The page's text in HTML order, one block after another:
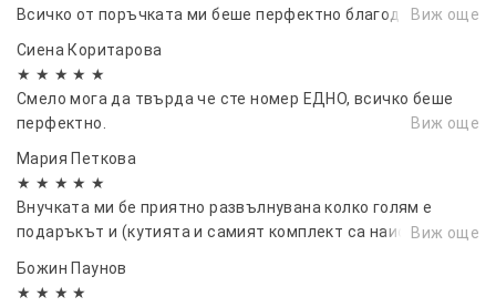
Тегло: 200 г
Материал: Удароустойчива ABS пластмаса,
матово покритие
Цвят: Кафяв
Източник на светлина: COB LED
Брой светлини: 5
1️⃣ LED фенер
Всичко от поръчката ми беше перфектно благодаря ви.
Виж още
Сиена Коритарова
★ ★ ★ ★ ★
Смело мога да твърда че сте номер ЕДНО, всичко беше
перфектно.
Виж още
Мария Петкова
★ ★ ★ ★ ★
Внучката ми бе приятно развълнувана колко голям е
подаръкът и (кутията и самият комплект са наистинаВиж още
Божин Паунов
★ ★ ★ ★